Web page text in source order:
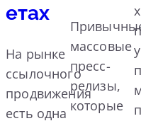
етах
На рынке
ссылочного
продвижения
есть одна
массовые
пресс-
релизы,
которые